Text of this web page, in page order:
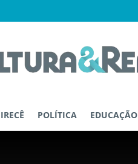
IRECÊ POLÍTICA EDUCAÇÃO